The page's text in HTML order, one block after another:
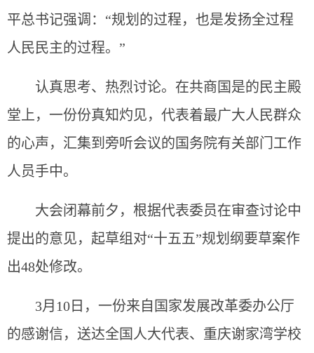
平总书记强调：“规划的过程，也是发扬全过程
人民民主的过程。”
认真思考、热烈讨论。在共商国是的民主殿
堂上，一份份真知灼见，代表着最广大人民群众
的心声，汇集到旁听会议的国务院有关部门工作
人员手中。
大会闭幕前夕，根据代表委员在审查讨论中
提出的意见，起草组对“十五五”规划纲要草案作
出48处修改。
3月10日，一份来自国家发展改革委办公厅
的感谢信，送达全国人大代表、重庆谢家湾学校